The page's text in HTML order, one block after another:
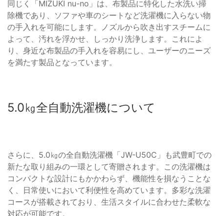
同じく「MIZUKI nu-no」は、布製品に特化した水洗い掃
除機であり、ソファや車のシートなど洗濯機に入らない物
の手入れを可能にします。ノズルから吹き出すスチームに
よって、汚れを浮かせ、しっかり洗浄します。これによ
り、身近な布製品の手入れを容易にし、ユーザーのニーズ
を満たす製品となっています。
5.0㎏全自動洗濯機について
さらに、5.0㎏の全自動洗濯機「JW-U50C」も武豊町での
新たな取り組みの一環として寄贈されます。この洗濯機は
コンパクトな設計にもかかわらず、機能性を損なうことな
く、日常使いにおいて利便性を高めています。多彩な洗濯
コースが搭載されており、生活スタイルに合わせた柔軟な
対応が可能です。